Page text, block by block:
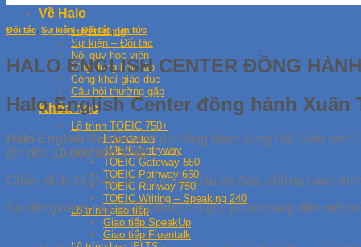
Về Halo
Tuyển dụng
Sự kiện – Đối tác
Nội quy học viên
Ứng dụng học tập
Công khai giáo dục
Câu hỏi thường gặp
Khóa học
Lộ trình TOEIC 750+
Foundation
TOEIC Entryway
TOEIC Gateway 550
TOEIC Pathway 650
TOEIC Runway 750
TOEIC Writing – Speaking 240
Lộ trình giao tiếp
Giao tiếp SpeakUp
Giao tiếp Fluentalk
Đối tác, Sự kiện - Đối tác,Tin tức
HALO ENGLISH CENTER ĐỒNG
Halo English Center đồng hành Xuân
Halo English Centervinh dự đồng hành cùng Hội Sinh viên
lên đến 10.000.000 VNĐ.
Chiến dịch đã khép lại với nhiều dấu ấn đẹp, những hành
Sự đồng hành của Halo không chỉ góp phần mang đến một